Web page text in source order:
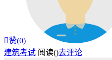
赞(0)
建筑考试 阅读()去评论